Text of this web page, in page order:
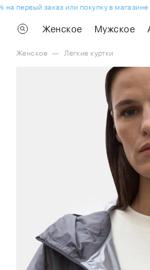
первый заказ или покупку в магазине
Женское Мужское
Женское — Лёгкие куртки